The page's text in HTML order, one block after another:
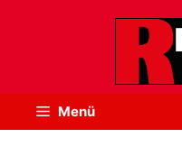
Menü